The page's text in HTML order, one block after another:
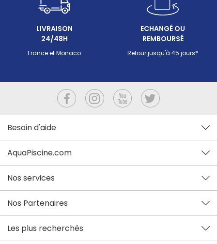
LIVRAISON
24/48H
France et Monaco
ECHANGÉ OU
REMBOURSÉ
Retour jusqu'à 45 jours*
Besoin d'aide
AquaPiscine.com
Nos services
Nos Partenaires
Les plus recherchés